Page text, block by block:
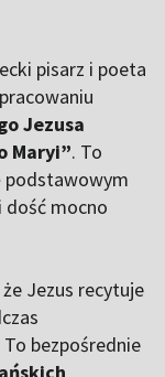
pisarz i poeta
Jezusa
Maryi”. To
podstawowym
dość mocno
Jezus recytuje
bezpośrednie